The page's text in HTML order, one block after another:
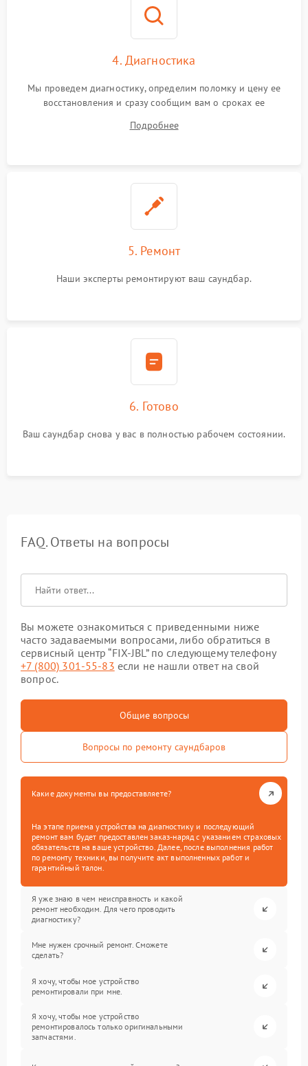
4. Диагностика
Мы проведем диагностику, определим поломку и цену ее
восстановления и сразу сообщим вам о сроках ее
Подробнее
5. Ремонт
Наши эксперты ремонтируют ваш саундбар.
6. Готово
Ваш саундбар снова у вас в полностью рабочем состоянии.
FAQ. Ответы на вопросы
Вы можете ознакомиться с приведенными ниже
часто задаваемыми вопросами, либо обратиться в
сервисный центр “FIX-JBL” по следующему телефону
+7 (800) 301-55-83 если не нашли ответ на свой
вопрос.
Общие вопросы
Вопросы по ремонту саундбаров
Какие документы вы предоставляете?
На этапе приема устройства на диагностику и последующий
ремонт вам будет предоставлен заказ-наряд с указанием страховых
обязательств на ваше устройство. Далее, после выполнения работ
по ремонту техники, вы получите акт выполненных работ и
гарантийный талон.
Я уже знаю в чем неисправность и какой
ремонт необходим. Для чего проводить
диагностику?
Мне нужен срочный ремонт. Сможете
сделать?
Я хочу, чтобы мое устройство
ремонтировали при мне.
Я хочу, чтобы мое устройство
ремонтировалось только оригинальными
запчастями.